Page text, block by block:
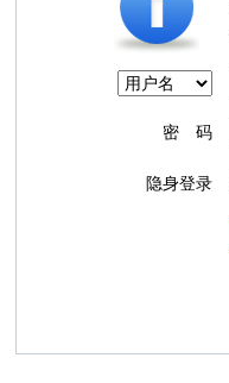
密 码
隐身登录